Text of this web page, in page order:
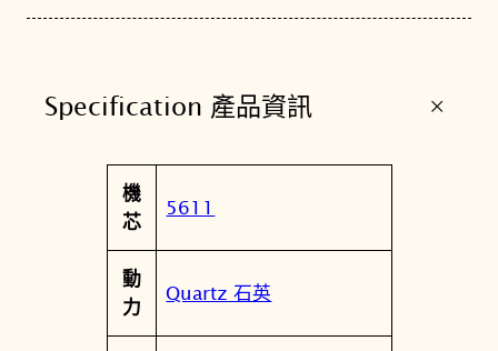
0
A
R
感
銀
角
系
Specification 產品資訊 +
屬
性
值
機
芯
5611
動
力
Quartz 石英